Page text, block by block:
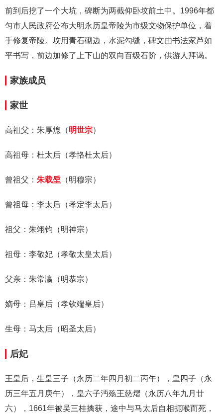
前到后挖了一个大坑，碑断为两截仰卧坟前土中。1996年都
匀市人民政府公布大明永历皇帝陵为市级文物保护单位，着
手修复帝陵。坟用青石砌边，水泥勾缝，碑文由书法家芦如
平书写，前边加修了上下山的双向百级石阶，供游人拜谒。
家族成员
家世
高祖父：朱厚熜（明世宗）
高祖母：杜太后（孝恪杜太后）
曾祖父： 朱载垕 （明穆宗）
曾祖母：李太后（孝定李太后）
祖父：朱翊钧（明神宗）
祖母：李敬妃（孝敬太皇太后）
父亲：朱常瀛（明恭宗）
嫡母：吕皇后（孝钦端皇后）
生母：马太后（昭圣太后）
后妃
王皇后，生皇三子（永历二年四月初二丙午），皇四子（永
历三年五月庚午），皇六子沔殇王慈熠（永历八年九月廿
六），1661年被吴三桂擒获，途中与马太后自相扼喉而死，